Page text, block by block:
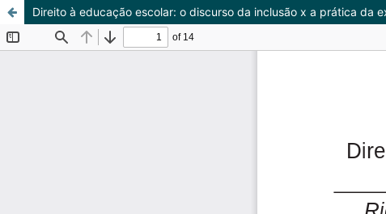
Direito à educação escolar: o discurso da inclusão x a prática da